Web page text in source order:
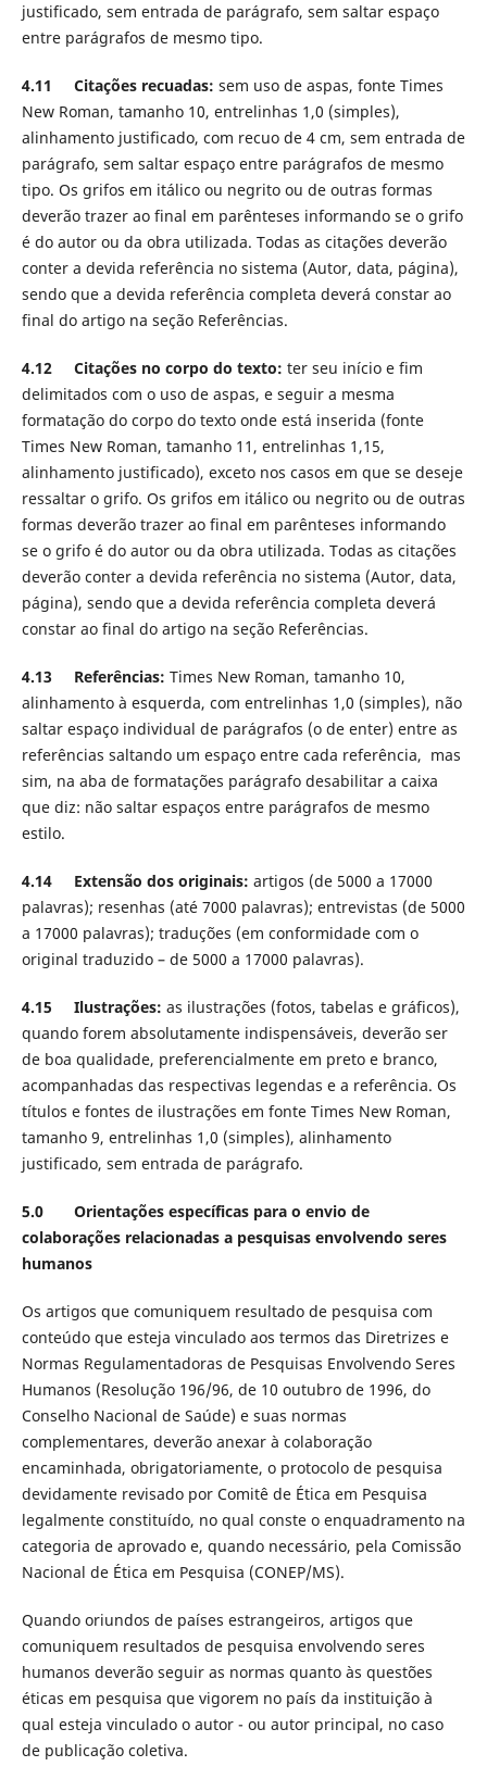
justificado, sem entrada de parágrafo, sem saltar espaço
entre parágrafos de mesmo tipo.
4.11 Citações recuadas: sem uso de aspas, fonte Times
New Roman, tamanho 10, entrelinhas 1,0 (simples),
alinhamento justificado, com recuo de 4 cm, sem entrada de
parágrafo, sem saltar espaço entre parágrafos de mesmo
tipo. Os grifos em itálico ou negrito ou de outras formas
deverão trazer ao final em parênteses informando se o grifo
é do autor ou da obra utilizada. Todas as citações deverão
conter a devida referência no sistema (Autor, data, página),
sendo que a devida referência completa deverá constar ao
final do artigo na seção Referências.
4.12 Citações no corpo do texto: ter seu início e fim
delimitados com o uso de aspas, e seguir a mesma
formatação do corpo do texto onde está inserida (fonte
Times New Roman, tamanho 11, entrelinhas 1,15,
alinhamento justificado), exceto nos casos em que se deseje
ressaltar o grifo. Os grifos em itálico ou negrito ou de outras
formas deverão trazer ao final em parênteses informando
se o grifo é do autor ou da obra utilizada. Todas as citações
deverão conter a devida referência no sistema (Autor, data,
página), sendo que a devida referência completa deverá
constar ao final do artigo na seção Referências.
4.13 Referências: Times New Roman, tamanho 10,
alinhamento à esquerda, com entrelinhas 1,0 (simples), não
saltar espaço individual de parágrafos (o de enter) entre as
referências saltando um espaço entre cada referência, mas
sim, na aba de formatações parágrafo desabilitar a caixa
que diz: não saltar espaços entre parágrafos de mesmo
estilo.
4.14 Extensão dos originais: artigos (de 5000 a 17000
palavras); resenhas (até 7000 palavras); entrevistas (de 5000
a 17000 palavras); traduções (em conformidade com o
original traduzido – de 5000 a 17000 palavras).
4.15 Ilustrações: as ilustrações (fotos, tabelas e gráficos),
quando forem absolutamente indispensáveis, deverão ser
de boa qualidade, preferencialmente em preto e branco,
acompanhadas das respectivas legendas e a referência. Os
títulos e fontes de ilustrações em fonte Times New Roman,
tamanho 9, entrelinhas 1,0 (simples), alinhamento
justificado, sem entrada de parágrafo.
5.0 Orientações específicas para o envio de
colaborações relacionadas a pesquisas envolvendo seres
humanos
Os artigos que comuniquem resultado de pesquisa com
conteúdo que esteja vinculado aos termos das Diretrizes e
Normas Regulamentadoras de Pesquisas Envolvendo Seres
Humanos (Resolução 196/96, de 10 outubro de 1996, do
Conselho Nacional de Saúde) e suas normas
complementares, deverão anexar à colaboração
encaminhada, obrigatoriamente, o protocolo de pesquisa
devidamente revisado por Comitê de Ética em Pesquisa
legalmente constituído, no qual conste o enquadramento na
categoria de aprovado e, quando necessário, pela Comissão
Nacional de Ética em Pesquisa (CONEP/MS).
Quando oriundos de países estrangeiros, artigos que
comuniquem resultados de pesquisa envolvendo seres
humanos deverão seguir as normas quanto às questões
éticas em pesquisa que vigorem no país da instituição à
qual esteja vinculado o autor - ou autor principal, no caso
de publicação coletiva.